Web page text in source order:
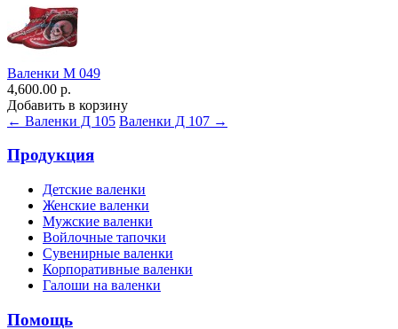
Валенки М 049
4,600.00 р.
Добавить в корзину
← Валенки Д 105 Валенки Д 107 →
Продукция
Детские валенки
Женские валенки
Мужские валенки
Войлочные тапочки
Сувенирные валенки
Корпоративные валенки
Галоши на валенки
Помощь